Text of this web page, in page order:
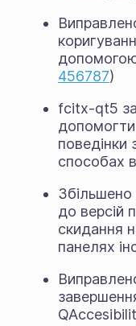
456787)
fcitx-qt5
допомогти
поведінки
способах
до версій
скидання
панелях